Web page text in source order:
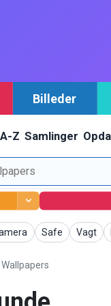
Billeder
A-Z Samlinger
Safe
Wallpapers
Vagt